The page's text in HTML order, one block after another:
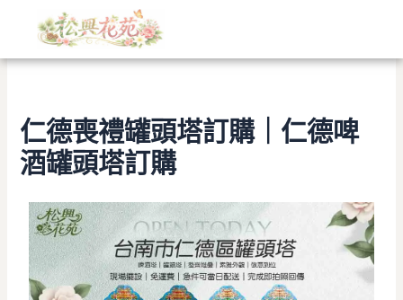
類
仁德喪禮罐頭塔訂購｜仁德啤
酒罐頭塔訂購